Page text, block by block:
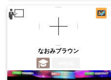
なおみブラウン